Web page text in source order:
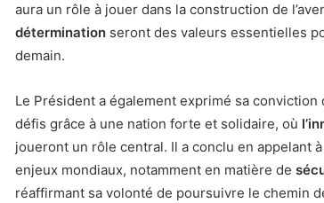
aura un rôle à jouer dans la construction de
détermination seront des valeurs essentielles
demain.
Le Président a également exprimé sa
défis grâce à une nation forte et solidaire, où
joueront un rôle central. Il a conclu en appelant
enjeux mondiaux, notamment en matière de
réaffirmant sa volonté de poursuivre le chemin